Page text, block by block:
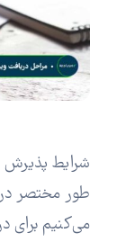
شرایط پذیرش
طور مختصر
می‌کنیم برای